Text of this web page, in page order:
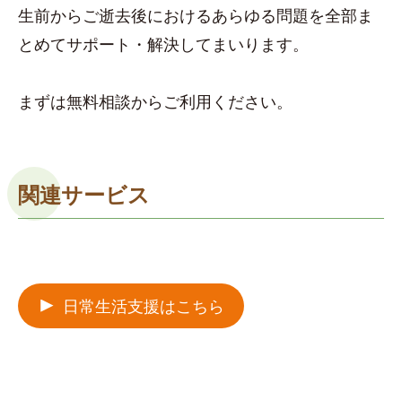
生前からご逝去後におけるあらゆる問題を全部ま
とめてサポート・解決してまいります。
まずは無料相談からご利用ください。
関連サービス
日常生活支援はこちら